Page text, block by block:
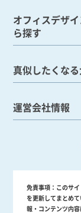
オフィスデザ
ら探す
真似したくな
運営会社情報
免責事項： このサ
を更新してまとめ
報・コンテンツ内